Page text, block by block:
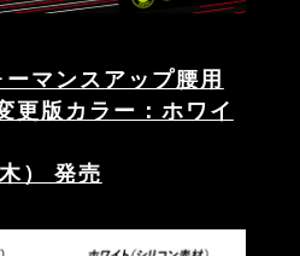
ーマンスアップ腰用
更版カラー：ホワイ
） 発売